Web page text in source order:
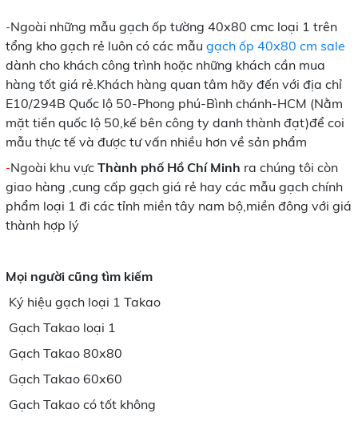
-Ngoài những mẫu gạch ốp tường 40x80 cmc loại 1 trên
tổng kho gạch rẻ luôn có các mẫu gạch ốp 40x80 cm sale
dành cho khách công trình hoặc những khách cần mua
hàng tốt giá rẻ.Khách hàng quan tâm hãy đến với địa chỉ
E10/294B Quốc lộ 50-Phong phú-Bình chánh-HCM (Nằm
mặt tiền quốc lộ 50,kế bên công ty danh thành đạt)để coi
mẫu thực tế và được tư vấn nhiều hơn về sản phẩm
-Ngoài khu vực Thành phố Hồ Chí Minh ra chúng tôi còn
giao hàng ,cung cấp gạch giá rẻ hay các mẫu gạch chính
phẩm loại 1 đi các tỉnh miền tây nam bộ,miền đông với giá
thành hợp lý
Mọi người cũng tìm kiếm
Ký hiệu gạch loại 1 Takao
Gạch Takao loại 1
Gạch Takao 80x80
Gạch Takao 60x60
Gạch Takao có tốt không